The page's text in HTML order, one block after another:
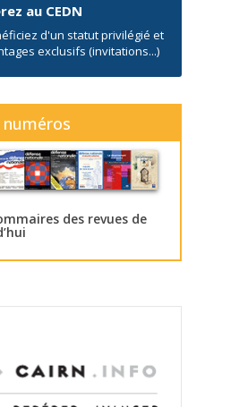
au CEDN
d'un statut privilégié et
exclusifs (invitations...)
numéros
des revues de